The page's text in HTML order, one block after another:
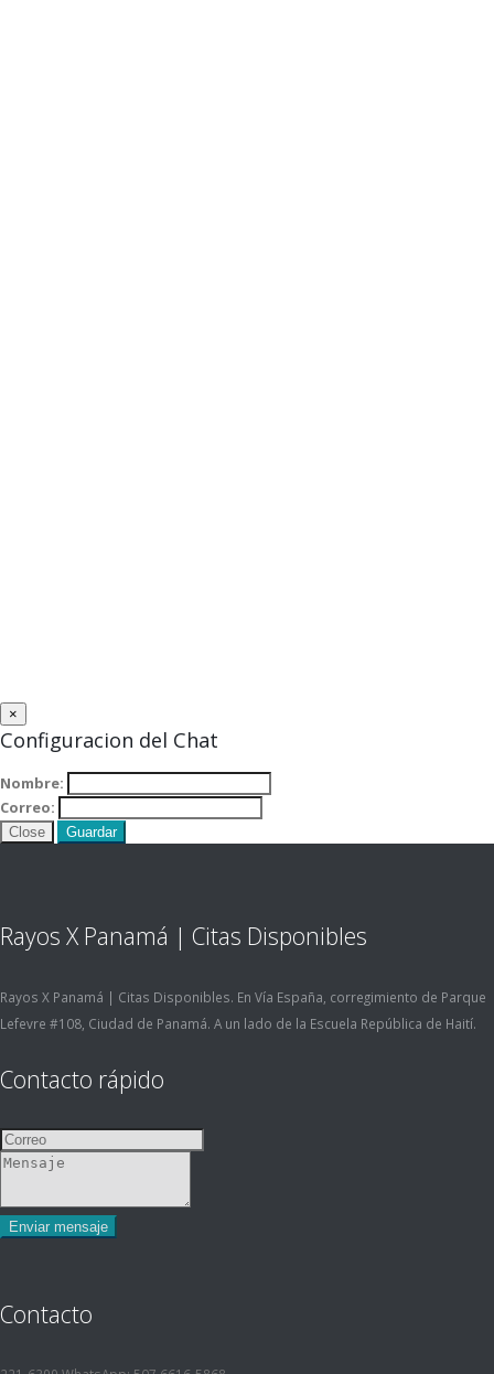
×
Configuracion del Chat
Nombre:
Correo:
Close Guardar
Rayos X Panamá | Citas Disponibles
Rayos X Panamá | Citas Disponibles. En Vía España, corregimiento de Parque
Lefevre #108, Ciudad de Panamá. A un lado de la Escuela República de Haití.
Contacto rápido
Contacto